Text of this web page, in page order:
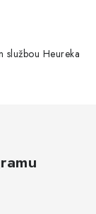
Heureka